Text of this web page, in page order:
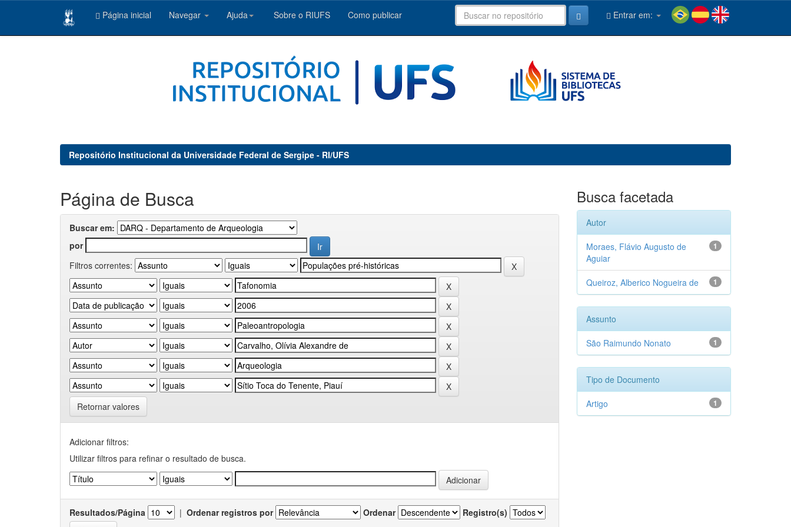
Página inicial Navegar Ajuda Sobre o RIUFS Como publicar Entrar em:
Repositório Institucional da Universidade Federal de Sergipe - RI/UFS
Página de Busca
Buscar em:
por
Filtros correntes:
Retornar valores
Adicionar filtros:
Utilizar filtros para refinar o resultado de busca.
Resultados/Página | Ordenar registros por Ordenar Registro(s)
Busca facetada
Autor
1
Moraes, Flávio Augusto de
Aguiar
1
Queiroz, Alberico Nogueira de
Assunto
1
São Raimundo Nonato
Tipo de Documento
1
Artigo